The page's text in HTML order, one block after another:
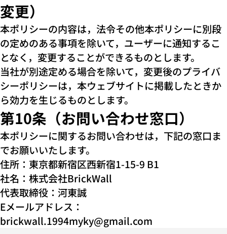
変更）
本ポリシーの内容は，法令その他本ポリシーに別段
の定めのある事項を除いて，ユーザーに通知するこ
となく，変更することができるものとします。
当社が別途定める場合を除いて，変更後のプライバ
シーポリシーは，本ウェブサイトに掲載したときか
ら効力を生じるものとします。
第10条（お問い合わせ窓口）
本ポリシーに関するお問い合わせは，下記の窓口ま
でお願いいたします。
住所：東京都新宿区西新宿1-15-9 B1
社名：株式会社BrickWall
代表取締役：河東誠
Eメールアドレス：
brickwall.1994myky@gmail.com